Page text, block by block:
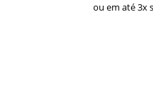
ou em até 3x